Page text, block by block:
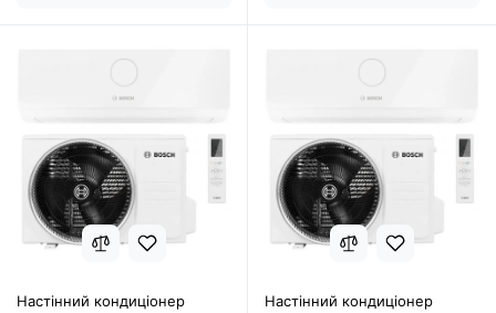
Настінний кондиціонер
Настінний кондиціонер